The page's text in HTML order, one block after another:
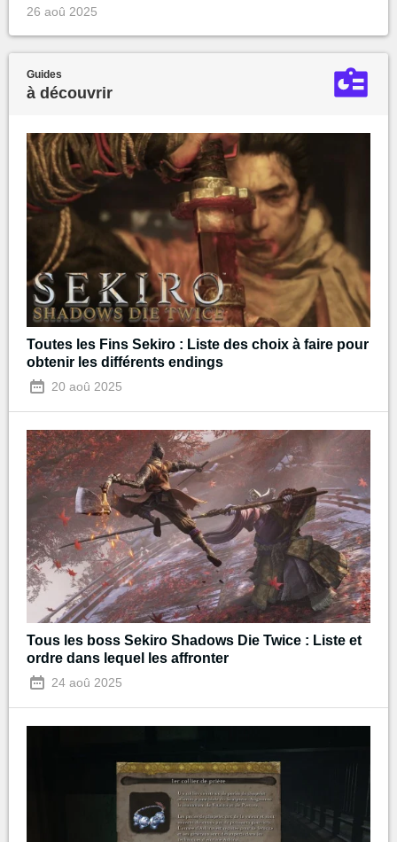
26 aoû 2025
Guides
à découvrir
Toutes les Fins Sekiro : Liste des choix à faire pour
obtenir les différents endings
20 aoû 2025
Tous les boss Sekiro Shadows Die Twice : Liste et
ordre dans lequel les affronter
24 aoû 2025